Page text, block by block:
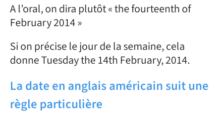
A l’oral, on dira plutôt « the fourteenth of
February 2014 »
Si on précise le jour de la semaine, cela
donne Tuesday the 14th February, 2014.
La date en anglais américain suit une
règle particulière